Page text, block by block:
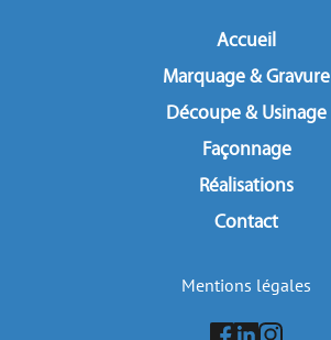
Accueil
Marquage & Gravure
Découpe & Usinage
Façonnage
Réalisations
Contact
Mentions légales